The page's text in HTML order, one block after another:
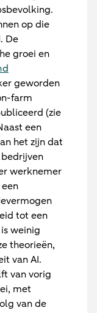
op die
De
groei en
geworden
farm
(zie
een
het zijn dat
werknemer
tot een
weinig
theorieën,
van AI.
van vorig
met
van de